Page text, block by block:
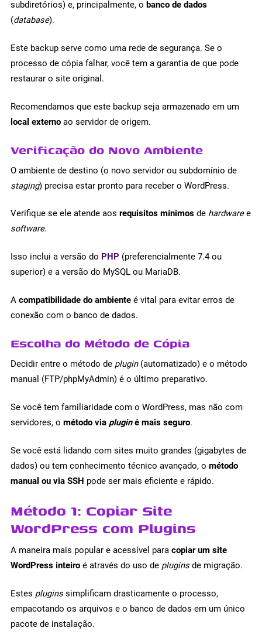
subdiretórios) e, principalmente, o banco de dados
(database).
Este backup serve como uma rede de segurança. Se o
processo de cópia falhar, você tem a garantia de que pode
restaurar o site original.
Recomendamos que este backup seja armazenado em um
local externo ao servidor de origem.
Verificação do Novo Ambiente
O ambiente de destino (o novo servidor ou subdomínio de
staging) precisa estar pronto para receber o WordPress.
Verifique se ele atende aos requisitos mínimos de hardwaree
software.
Isso inclui a versão do PHP (preferencialmente 7.4 ou
superior) e a versão do MySQL ou MariaDB.
A compatibilidade do ambiente é vital para evitar erros de
conexão com o banco de dados.
Escolha do Método de Cópia
Decidir entre o método de plugin(automatizado) e o método
manual (FTP/phpMyAdmin) é o último preparativo.
Se você tem familiaridade com o WordPress, mas não com
servidores, o método via pluginé mais seguro.
Se você está lidando com sites muito grandes (gigabytes de
dados) ou tem conhecimento técnico avançado, o método
manual ou via SSH pode ser mais eficiente e rápido.
Método 1: Copiar Site
WordPress com Plugins
A maneira mais popular e acessível para copiar um site
WordPress inteiro é através do uso de plugins de migração.
Estes plugins simplificam drasticamente o processo,
empacotando os arquivos e o banco de dados em um único
pacote de instalação.